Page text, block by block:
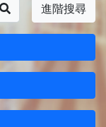
進階搜尋